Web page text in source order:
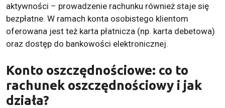
aktywności – prowadzenie rachunku również staje się
bezpłatne. W ramach konta osobistego klientom
oferowana jest też karta płatnicza (np. karta debetowa)
oraz dostęp do bankowości elektronicznej.
Konto oszczędnościowe: co to
rachunek oszczędnościowy i jak
działa?